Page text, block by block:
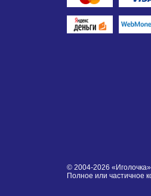
© 2004-2026
Полное или частичное